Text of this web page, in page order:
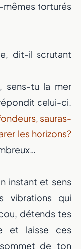
mêmes torturés
dit-il scrutant
sens-tu la mer
celui-ci.
sauras-
les horizons?
instant et sens
vibrations qui
détends tes
et laisse ces
sommet de ton